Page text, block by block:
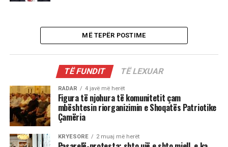
MË TEPËR POSTIME
TË FUNDIT TË LEXUAR
RADAR 4 javë më herët
Figura të njohura të komunitetit çam
mbështesin riorganizimin e Shoqatës Patriotike
Çamëria
KRYESORE 2 muaj më herët